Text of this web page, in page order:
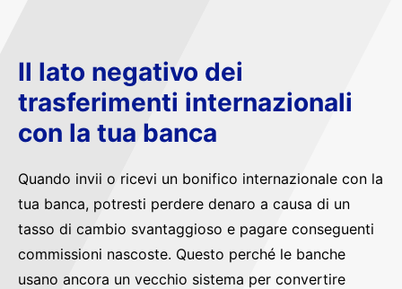
Il lato negativo dei
trasferimenti internazionali
con la tua banca
Quando invii o ricevi un bonifico internazionale con la
tua banca, potresti perdere denaro a causa di un
tasso di cambio svantaggioso e pagare conseguenti
commissioni nascoste. Questo perché le banche
usano ancora un vecchio sistema per convertire